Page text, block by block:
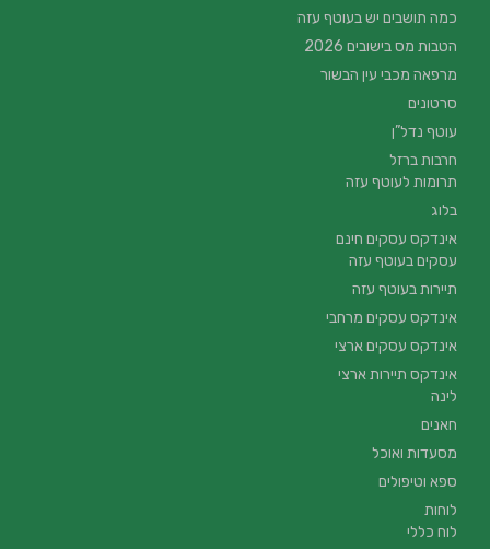
כמה תושבים יש בעוטף עזה
הטבות מס בישובים 2026
מרפאה מכבי עין הבשור
סרטונים
עוטף נדל”ן
חרבות ברזל
תרומות לעוטף עזה
בלוג
אינדקס עסקים חינם
עסקים בעוטף עזה
תיירות בעוטף עזה
אינדקס עסקים מרחבי
אינדקס עסקים ארצי
אינדקס תיירות ארצי
לינה
חאנים
מסעדות ואוכל
ספא וטיפולים
לוחות
לוח כללי